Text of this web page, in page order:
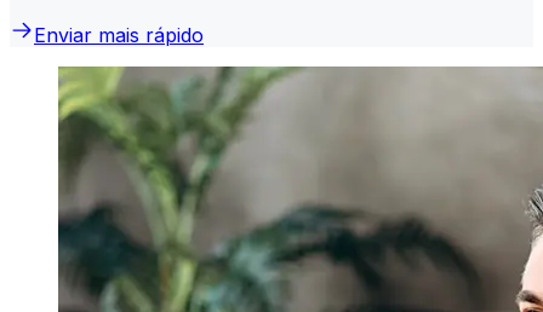
Enviar mais rápido